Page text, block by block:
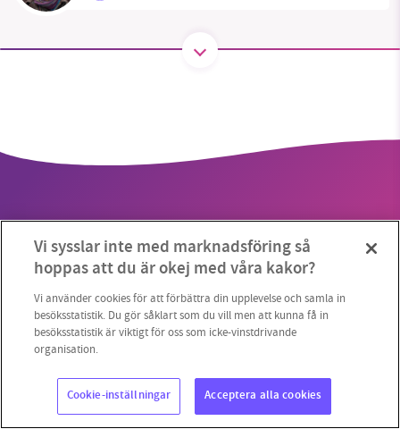
Copyright 2023 © Supermiljöbloggen
miljödebatten framåt genom
nyhetsbevakning och granskningar. Nu vill vi
vill hjälpa oss.
Stötta vårt arbete genom att swisha en slant till
1231368703
Läs vad vi vill göra
Vi sysslar inte med marknadsföring så
hoppas att du är okej med våra kakor?
Vi använder cookies för att förbättra din upplevelse och samla in
besöksstatistik. Du gör såklart som du vill men att kunna få in
besöksstatistik är viktigt för oss som icke-vinstdrivande
organisation.
Cookie-inställningar Acceptera alla cookies